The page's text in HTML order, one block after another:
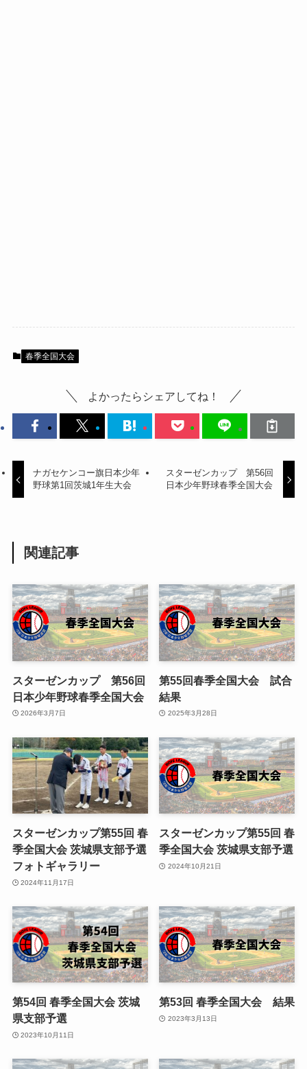
春季全国大会
よかったらシェアしてね！
ナガセケンコー旗日本少年
野球第1回茨城1年生大会
スターゼンカップ 第56回
日本少年野球春季全国大会
関連記事
スターゼンカップ 第56回
日本少年野球春季全国大会
2026年3月7日
第55回春季全国大会 試合
結果
2025年3月28日
スターゼンカップ第55回 春
季全国大会 茨城県支部予選
フォトギャラリー
2024年11月17日
スターゼンカップ第55回 春
季全国大会 茨城県支部予選
2024年10月21日
第54回 春季全国大会 茨城
県支部予選
2023年10月11日
第53回 春季全国大会 結果
2023年3月13日